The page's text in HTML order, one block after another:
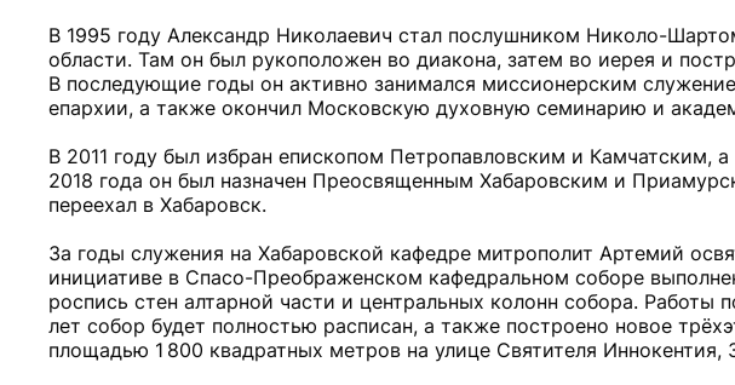
В 1995 году Александр Николаевич стал послушником Николо-
области. Там он был рукоположен во диакона, затем во иерея и
В последующие годы он активно занимался миссионерским
епархии, а также окончил Московскую духовную семинарию и
В 2011 году был избран епископом Петропавловским и Камчатским,
2018 года он был назначен Преосвященным Хабаровским и
переехал в Хабаровск.
За годы служения на Хабаровской кафедре митрополит Артемий
инициативе в Спасо-Преображенском кафедральном соборе
роспись стен алтарной части и центральных колонн собора.
лет собор будет полностью расписан, а также построено новое
площадью 1 800 квадратных метров на улице Святителя Иннокентия,